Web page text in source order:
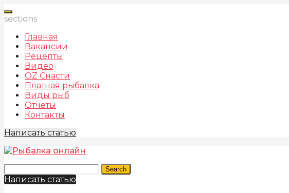
sections
Главная
Вакансии
Рецепты
Видео
OZ Снасти
Платная рыбалка
Виды рыб
Отчеты
Контакты
Написать статью
Search
Написать статью